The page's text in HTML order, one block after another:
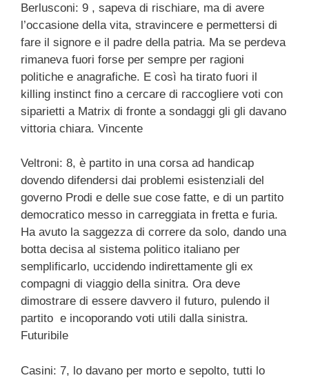
c
e
b
o
o
k
tt
er
e
a
d
s
k
e
dI
n
e
gr
a
m
at
s
A
p
p
ail n
di
vi
di
Berlusconi: 9 , sapeva di rischiare, ma di avere
l’occasione della vita, stravincere e permettersi di
fare il signore e il padre della patria. Ma se perdeva
rimaneva fuori forse per sempre per ragioni
politiche e anagrafiche. E così ha tirato fuori il
killing instinct fino a cercare di raccogliere voti con
siparietti a Matrix di fronte a sondaggi gli gli davano
vittoria chiara. Vincente
Veltroni: 8, è partito in una corsa ad handicap
dovendo difendersi dai problemi esistenziali del
governo Prodi e delle sue cose fatte, e di un partito
democratico messo in carreggiata in fretta e furia.
Ha avuto la saggezza di correre da solo, dando una
botta decisa al sistema politico italiano per
semplificarlo, uccidendo indirettamente gli ex
compagni di viaggio della sinitra. Ora deve
dimostrare di essere davvero il futuro, pulendo il
partito e incoporando voti utili dalla sinistra.
Futuribile
Casini: 7, lo davano per morto e sepolto, tutti lo